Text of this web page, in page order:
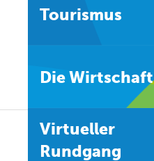
Tourismus
Die Wirtschaft
Virtueller
Rundgang